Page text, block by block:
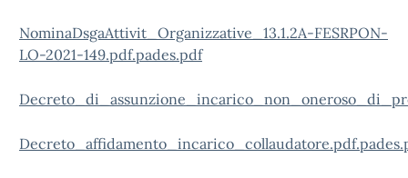
NominaDsgaAttivit_Organizzative_13.1.2A-FESRPON-
LO-2021-149.pdf.pades.pdf